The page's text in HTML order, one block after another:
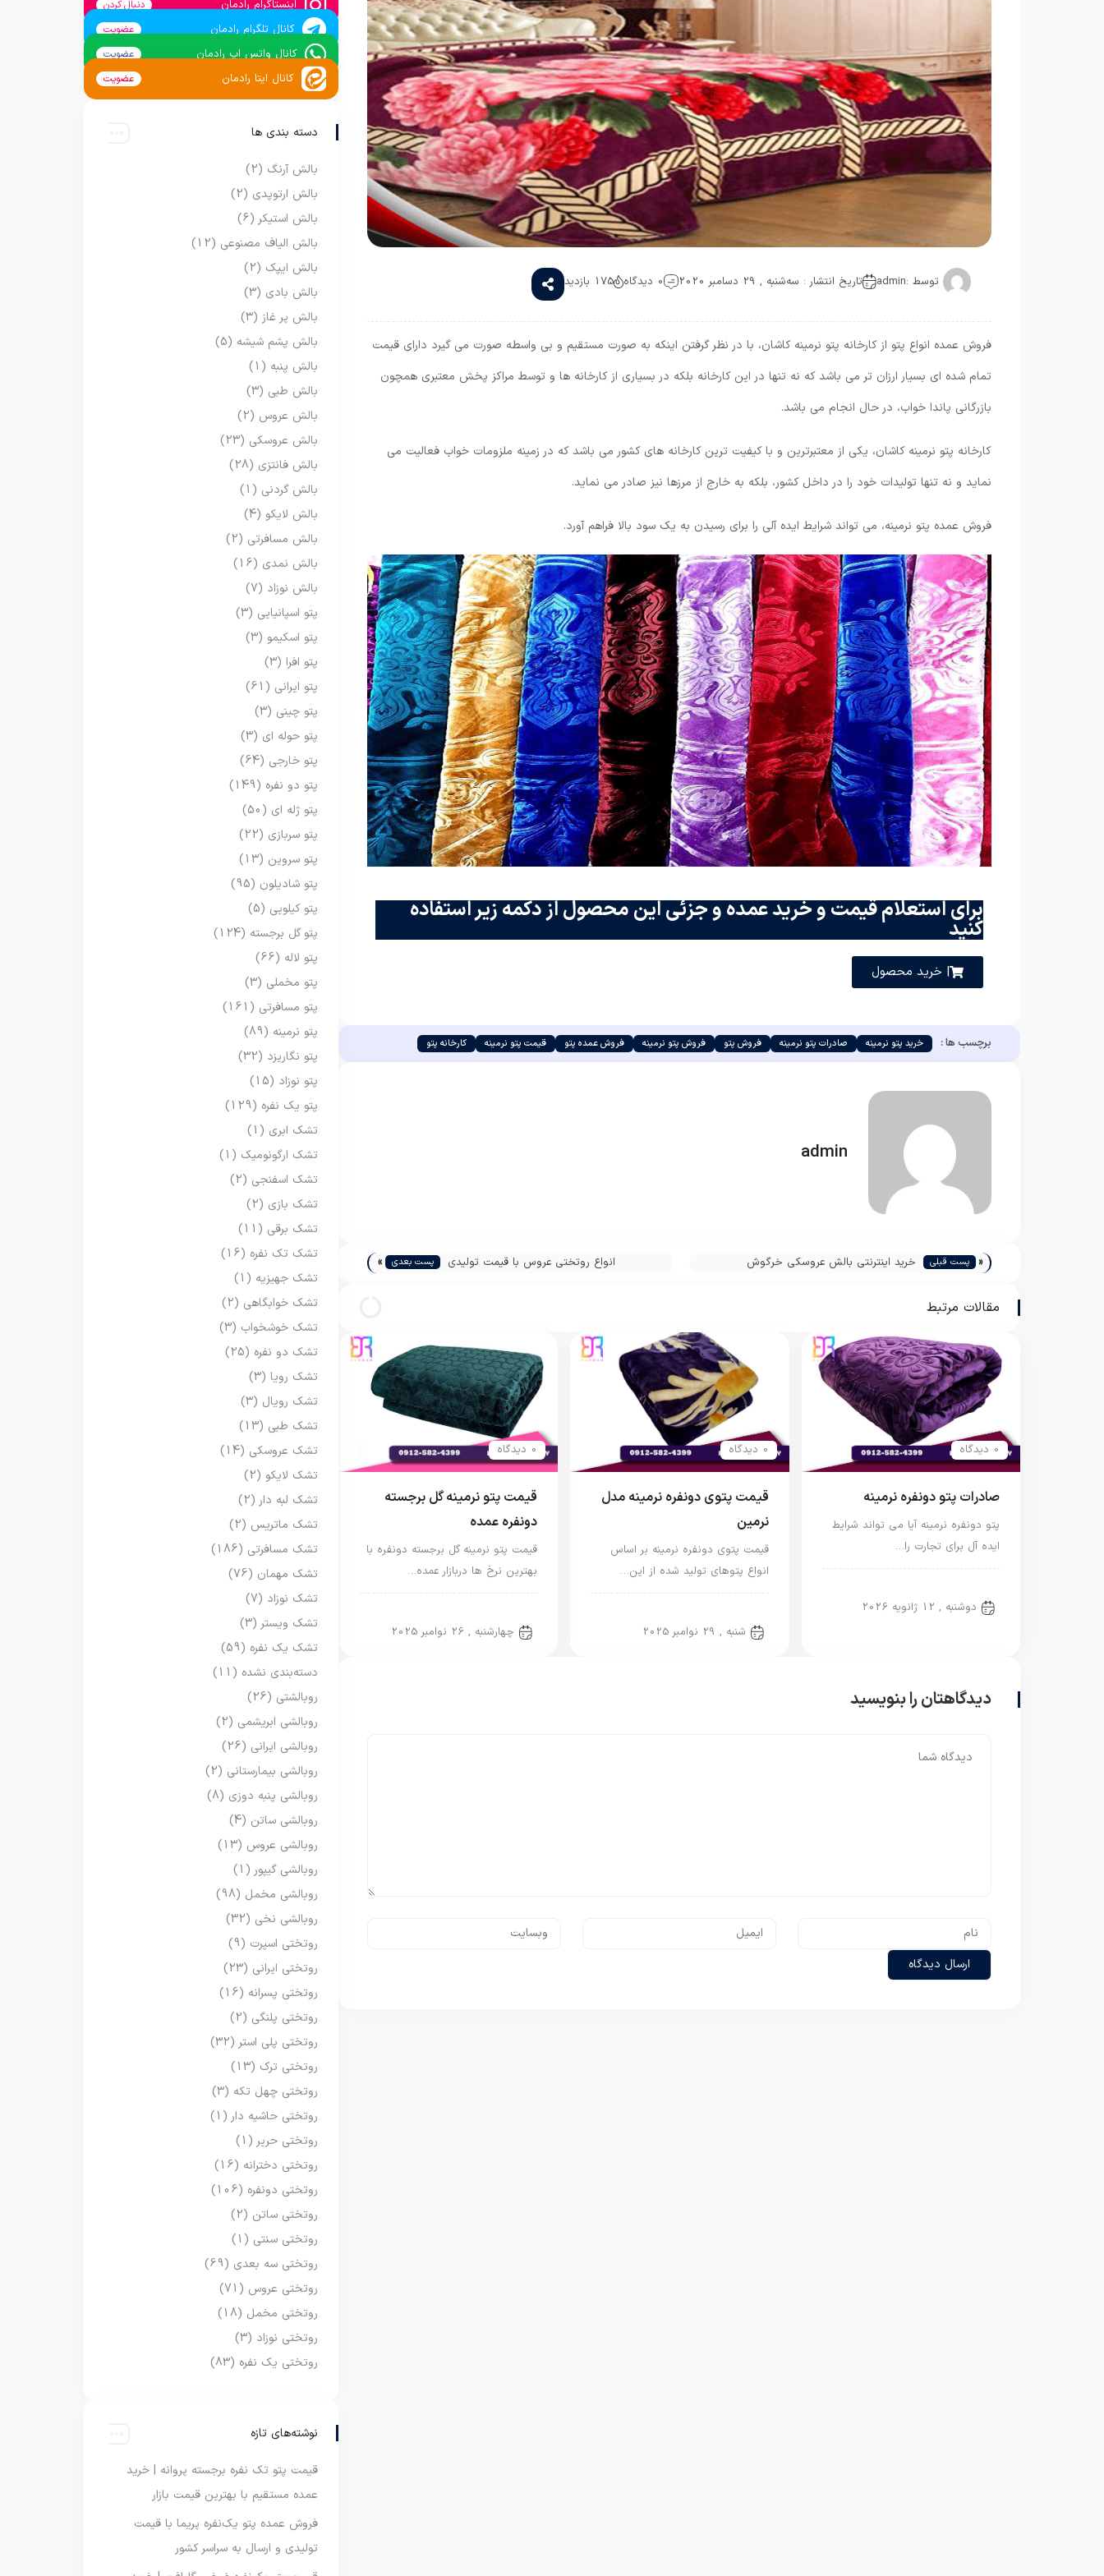
توسط :admin تاریخ انتشار : سه‌شنبه , 29 دسامبر 2020 0 دیدگاه 175 بازدید
فروش عمده انواع پتو از کارخانه پتو نرمینه کاشان، با در نظر گرفتن اینکه به صورت مستقیم و بی واسطه صورت می گیرد دارای قیمت
تمام شده ای بسیار ارزان تر می باشد که نه تنها در این کارخانه بلکه در بسیاری از کارخانه ها و توسط مراکز پخش معتبری همچون
بازرگانی پاندا خواب، در حال انجام می باشد.
کارخانه پتو نرمینه کاشان، یکی از معتبرترین و با کیفیت ترین کارخانه های کشور می باشد که در زمینه ملزومات خواب فعالیت می
نماید و نه تنها تولیدات خود را در داخل کشور، بلکه به خارج از مرزها نیز صادر می نماید.
فروش عمده پتو نرمینه، می تواند شرایط ایده آلی را برای رسیدن به یک سود بالا فراهم آورد.
برای استعلام قیمت و خرید عمده و جزئی این محصول از دکمه زیر استفاده
کنید
| خرید محصول
برچسب ها : خرید پتو نرمینه صادرات پتو نرمینه فروش پتو فروش پتو نرمینه فروش عمده پتو قیمت پتو نرمینه کارخانه پتو
admin
« پست قبلی خرید اینترنتی بالش عروسکی خرگوش انواع روتختی عروس با قیمت تولیدی پست بعدی »
مقالات مرتبط
0 دیدگاه
صادرات پتو دونفره نرمینه
پتو دونفره نرمینه آیا می تواند شرایط
ایده آل برای تجارت را…
دوشنبه , 12 ژانویه 2026
0 دیدگاه
قیمت پتوی دونفره نرمینه مدل
نرمین
قیمت پتوی دونفره نرمینه بر اساس
انواع پتوهای تولید شده از این…
شنبه , 29 نوامبر 2025
0 دیدگاه
قیمت پتو نرمینه گل برجسته
دونفره عمده
قیمت پتو نرمینه گل برجسته دونفره با
بهترین نرخ ها دربازار عمده…
چهارشنبه , 26 نوامبر 2025
دیدگاهتان را بنویسید
اینستاگرام رادمان دنبال کردن
کانال تلگرام رادمان عضویت
کانال واتس اپ رادمان عضویت
کانال ایتا رادمان عضویت
دسته بندی ها
بالش آرنگ (2)
بالش ارتوپدی (2)
بالش استیکر (6)
بالش الیاف مصنوعی (12)
بالش ایپک (2)
بالش بادی (3)
بالش پر غاز (3)
بالش پشم شیشه (5)
بالش پنبه (1)
بالش طبی (3)
بالش عروس (2)
بالش عروسکی (23)
بالش فانتزی (28)
بالش گردنی (1)
بالش لایکو (4)
بالش مسافرتی (2)
بالش نمدی (16)
بالش نوزاد (7)
پتو اسپانیایی (3)
پتو اسکیمو (3)
پتو افرا (3)
پتو ایرانی (61)
پتو چینی (3)
پتو حوله ای (3)
پتو خارجی (64)
پتو دو نفره (149)
پتو ژله ای (50)
پتو سربازی (22)
پتو سروین (13)
پتو شادیلون (95)
پتو کیلویی (5)
پتو گل برجسته (124)
پتو لاله (66)
پتو مخملی (3)
پتو مسافرتی (161)
پتو نرمینه (89)
پتو نگاریزد (32)
پتو نوزاد (15)
پتو یک نفره (129)
تشک ابری (1)
تشک ارگونومیک (1)
تشک اسفنجی (2)
تشک بازی (2)
تشک برقی (11)
تشک تک نفره (16)
تشک جهیزیه (1)
تشک خوابگاهی (2)
تشک خوشخواب (3)
تشک دو نفره (25)
تشک رویا (3)
تشک رویال (3)
تشک طبی (13)
تشک عروسکی (14)
تشک لایکو (2)
تشک لبه دار (2)
تشک ماتریس (2)
تشک مسافرتی (186)
تشک مهمان (76)
تشک نوزاد (7)
تشک ویستر (3)
تشک یک نفره (59)
دسته‌بندی نشده (11)
روبالشتی (26)
روبالشی ابریشمی (2)
روبالشی ایرانی (26)
روبالشی بیمارستانی (2)
روبالشی پنبه دوزی (8)
روبالشی ساتن (4)
روبالشی عروس (13)
روبالشی گیپور (1)
روبالشی مخمل (98)
روبالشی نخی (32)
روتختی اسپرت (9)
روتختی ایرانی (23)
روتختی پسرانه (16)
روتختی پلنگی (2)
روتختی پلی استر (32)
روتختی ترک (13)
روتختی چهل تکه (3)
روتختی حاشیه دار (1)
روتختی حریر (1)
روتختی دخترانه (16)
روتختی دونفره (106)
روتختی ساتن (2)
روتختی سنتی (1)
روتختی سه بعدی (69)
روتختی عروس (71)
روتختی مخمل (18)
روتختی نوزاد (3)
روتختی یک نفره (83)
نوشته‌های تازه
قیمت پتو تک نفره برجسته پروانه | خرید
عمده مستقیم با بهترین قیمت بازار
فروش عمده پتو یک‌نفره پریما با قیمت
تولیدی و ارسال به سراسر کشور